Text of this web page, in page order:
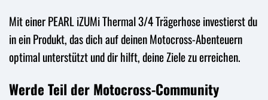
Mit einer PEARL iZUMi Thermal 3/4 Trägerhose investierst du
in ein Produkt, das dich auf deinen Motocross-Abenteuern
optimal unterstützt und dir hilft, deine Ziele zu erreichen.
Werde Teil der Motocross-Community